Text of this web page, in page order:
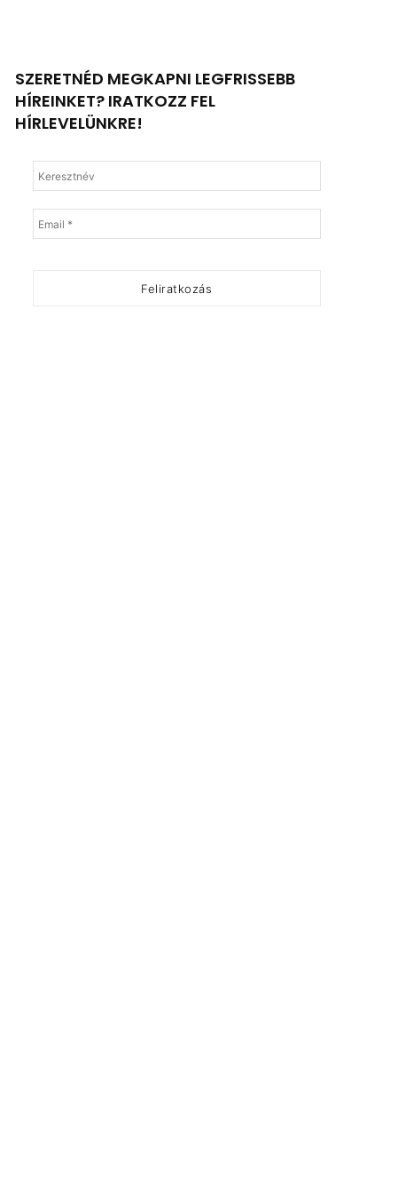
SZERETNÉD MEGKAPNI LEGFRISSEBB
HÍREINKET? IRATKOZZ FEL
HÍRLEVELÜNKRE!